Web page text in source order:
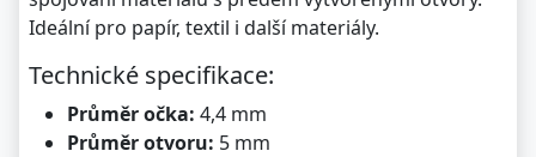
50ks - zelená Kč 43,00
50ks - žlutá
Ideální pro papír, textil i další materiály.
Technické specifikace:
Průměr očka: 4,4 mm
Průměr otvoru: 5 mm